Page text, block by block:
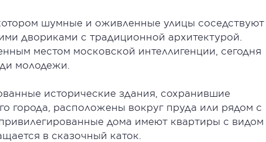
шумные и оживленные улицы соседствуют
двориками с традиционной архитектурой.
местом московской интеллигенции, сегодня
молодежи.
исторические здания, сохранившие
города, расположены вокруг пруда или рядом с
дома имеют квартиры с видом
в сказочный каток.